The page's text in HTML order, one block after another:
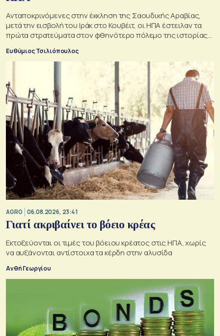
Ανταποκρινόμενες στην έκκληση της Σαουδικής Αραβίας,
μετά την εισβολή του Ιράκ στο Κουβέιτ, οι ΗΠΑ έστειλαν τα
πρώτα στρατεύματα στον φθηνότερο πόλεμο της ιστορίας
τους
Ευθύμιος Τσιλιόπουλος
AGRO 06.08.2026, 23:41
Γιατί ακριβαίνει το βόειο κρέας
Εκτοξεύονται οι τιμές του βόειου κρέατος στις ΗΠΑ, χωρίς
να αυξάνονται αντίστοιχα τα κέρδη στην αλυσίδα
Ανθή Γεωργίου